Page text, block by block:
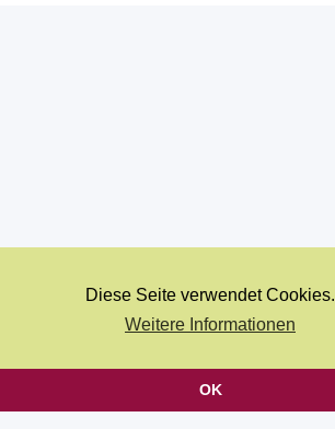
Diese Seite verwendet Cookies.
Weitere Informationen
OK